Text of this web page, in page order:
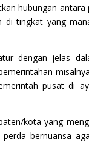
hubungan
tingkat yang
dengan jelas
pusat di
kota yang
bernuansa